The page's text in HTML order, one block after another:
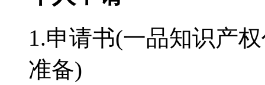
1.申请书(一品知识产
准备)